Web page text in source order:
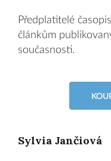
Předplatitelé
článkům
současnosti.
Sylvia Jančiová